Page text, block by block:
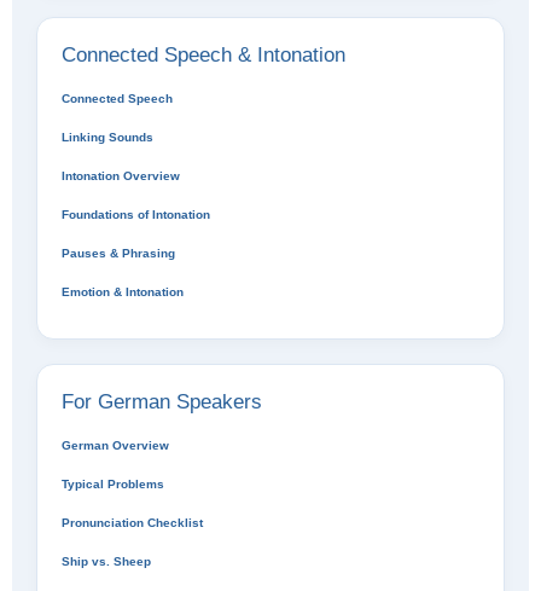
Connected Speech & Intonation
Connected Speech
Linking Sounds
Intonation Overview
Foundations of Intonation
Pauses & Phrasing
Emotion & Intonation
For German Speakers
German Overview
Typical Problems
Pronunciation Checklist
Ship vs. Sheep